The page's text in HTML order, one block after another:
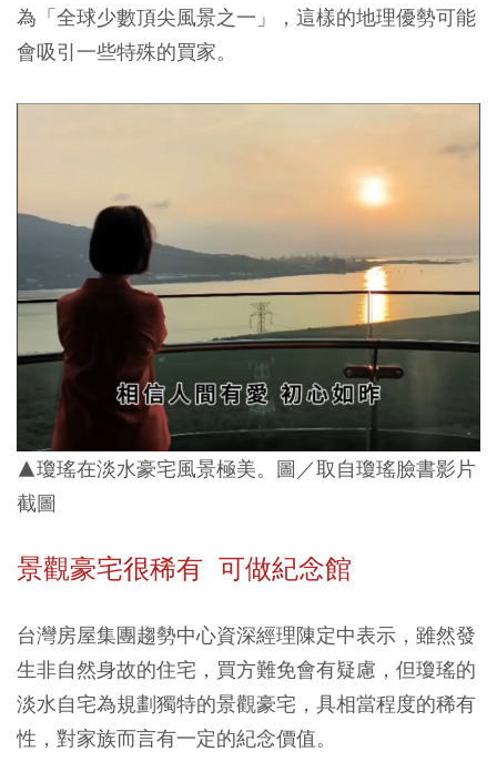
為「全球少數頂尖風景之一」，這樣的地理優勢可能
會吸引一些特殊的買家。
▲瓊瑤在淡水豪宅風景極美。圖／取自瓊瑤臉書影片
截圖
景觀豪宅很稀有 可做紀念館
台灣房屋集團趨勢中心資深經理陳定中表示，雖然發
生非自然身故的住宅，買方難免會有疑慮，但瓊瑤的
淡水自宅為規劃獨特的景觀豪宅，具相當程度的稀有
性，對家族而言有一定的紀念價值。